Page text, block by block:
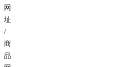
网
址
/
商
品